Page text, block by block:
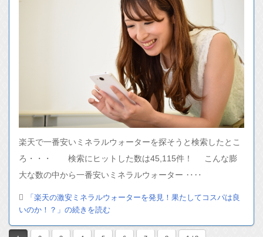
楽天で一番安いミネラルウォーターを探そうと検索したとこ
ろ・・・ 検索にヒットした数は45,115件！ こんな膨
大な数の中から一番安いミネラルウォーター ‥‥
「楽天の激安ミネラルウォーターを発見！果たしてコスパは良
いのか！？」の続きを読む